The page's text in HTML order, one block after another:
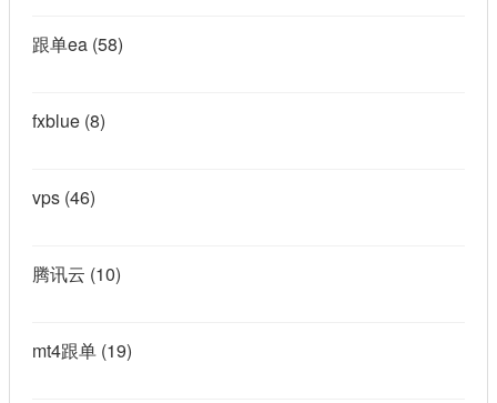
跟单ea (58)
fxblue (8)
vps (46)
腾讯云 (10)
mt4跟单 (19)